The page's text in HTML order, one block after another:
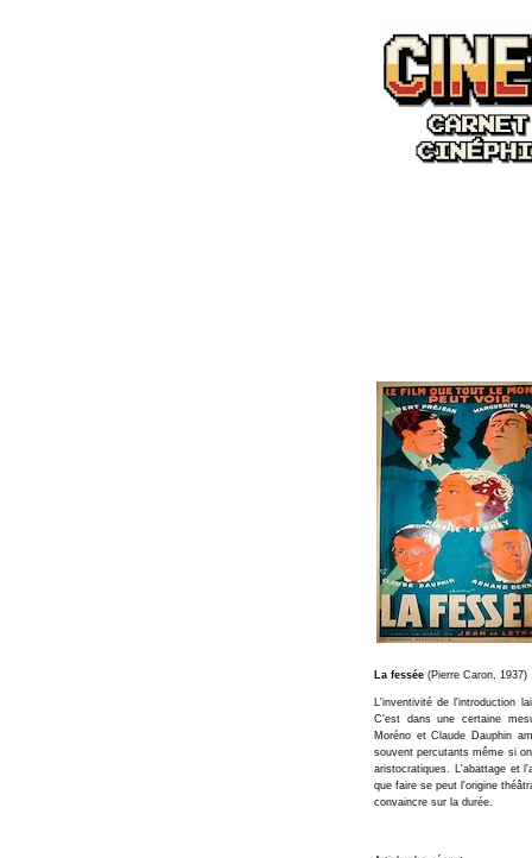
La fessée (Pierre Caron, 1937)
L'inventivité de l'introduction
C'est dans une certaine
Moréno et Claude Dauphin
souvent percutants même si
aristocratiques. L'abattage et
que faire se peut l'origine
convaincre sur la durée.